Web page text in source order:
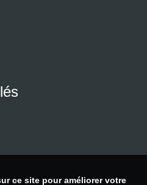
ce site pour améliorer votre